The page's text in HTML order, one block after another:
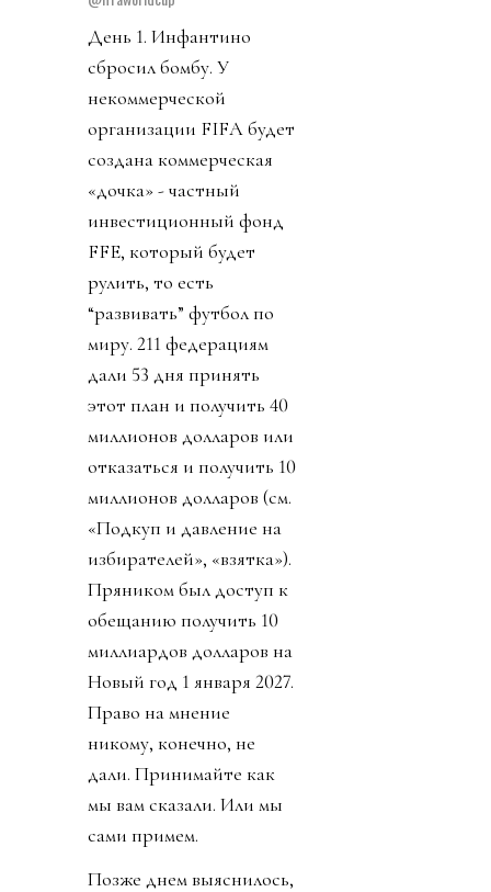
День 1. Инфантино
сбросил бомбу. У
некоммерческой
организации FIFA будет
создана коммерческая
«дочка» - частный
инвестиционный фонд
FFE, который будет
рулить, то есть
“развивать” футбол по
миру. 211 федерациям
дали 53 дня принять
этот план и получить 40
миллионов долларов или
отказаться и получить 10
миллионов долларов (см.
«Подкуп и давление на
избирателей», «взятка»).
Пряником был доступ к
обещанию получить 10
миллиардов долларов на
Новый год 1 января 2027.
Право на мнение
никому, конечно, не
дали. Принимайте как
мы вам сказали. Или мы
сами примем.
Позже днем выяснилось,